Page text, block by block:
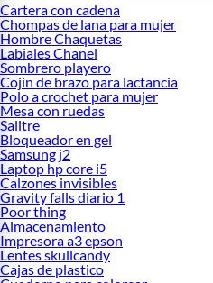
Cartera con cadena
Chompas de lana para mujer
Hombre Chaquetas
Labiales Chanel
Sombrero playero
Cojin de brazo para lactancia
Polo a crochet para mujer
Mesa con ruedas
Salitre
Bloqueador en gel
Samsung j2
Laptop hp core i5
Calzones invisibles
Gravity falls diario 1
Poor thing
Almacenamiento
Impresora a3 epson
Lentes skullcandy
Cajas de plastico